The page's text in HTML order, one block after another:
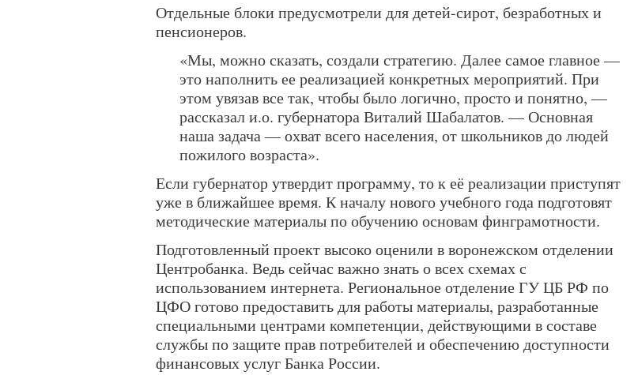
Отдельные блоки предусмотрели для детей-сирот, безработных и
пенсионеров.
«Мы, можно сказать, создали стратегию. Далее самое главное —
это наполнить ее реализацией конкретных мероприятий. При
этом увязав все так, чтобы было логично, просто и понятно, —
рассказал и.о. губернатора Виталий Шабалатов. — Основная
наша задача — охват всего населения, от школьников до людей
пожилого возраста».
Если губернатор утвердит программу, то к её реализации приступят
уже в ближайшее время. К началу нового учебного года подготовят
методические материалы по обучению основам финграмотности.
Подготовленный проект высоко оценили в воронежском отделении
Центробанка. Ведь сейчас важно знать о всех схемах с
использованием интернета. Региональное отделение ГУ ЦБ РФ по
ЦФО готово предоставить для работы материалы, разработанные
специальными центрами компетенции, действующими в составе
службы по защите прав потребителей и обеспечению доступности
финансовых услуг Банка России.